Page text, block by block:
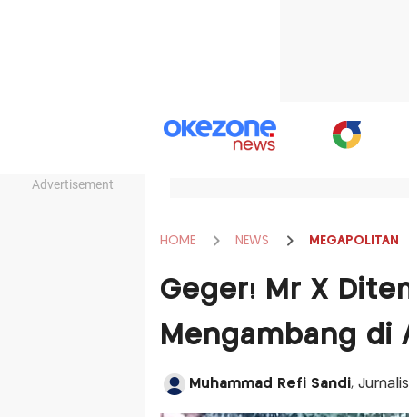
Advertisement
HOME NEWS MEGAPOLITAN
Geger! Mr X
Mengambang di
Muhammad Refi Sandi,